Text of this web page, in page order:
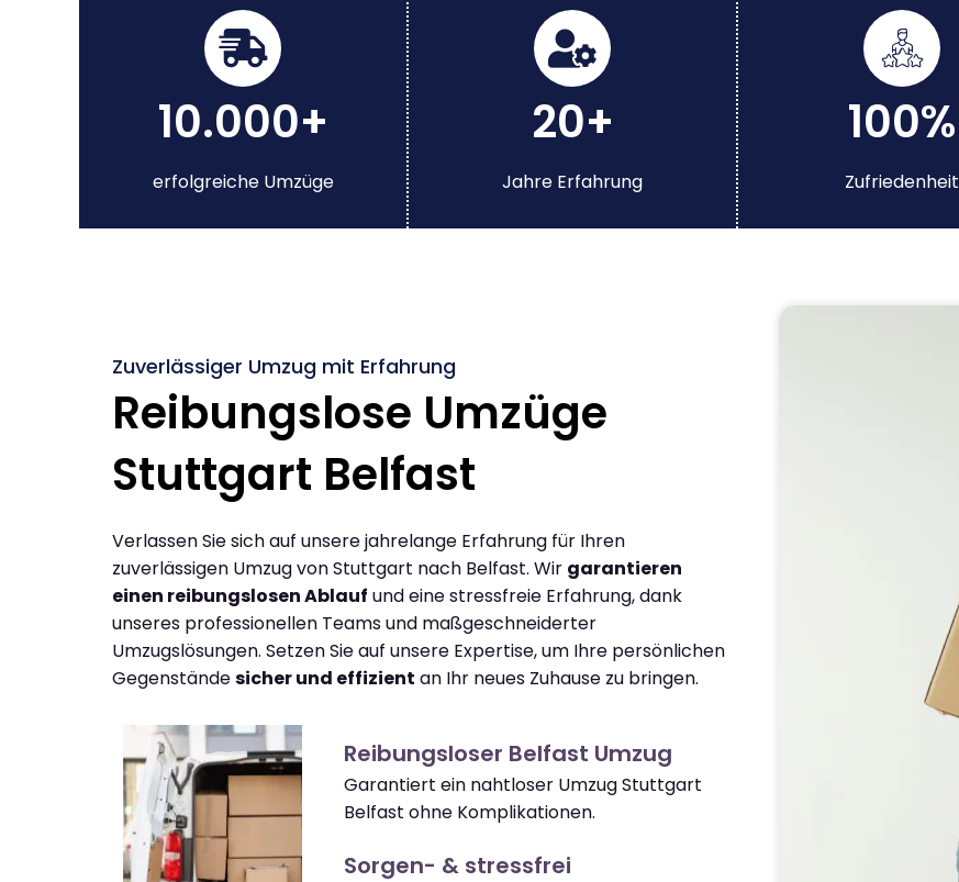
10.000+
erfolgreiche Umzüge
20+
Jahre Erfahrung
100%
Zufriedenheit
Zuverlässiger Umzug mit Erfahrung
Reibungslose Umzüge
Stuttgart Belfast
Verlassen Sie sich auf unsere jahrelange Erfahrung für Ihren
zuverlässigen Umzug von Stuttgart nach Belfast. Wir garantieren
einen reibungslosen Ablauf und eine stressfreie Erfahrung, dank
unseres professionellen Teams und maßgeschneiderter
Umzugslösungen. Setzen Sie auf unsere Expertise, um Ihre persönlichen
Gegenständesicher und effizient an Ihr neues Zuhause zu bringen.
Reibungsloser Belfast Umzug
Garantiert ein nahtloser Umzug Stuttgart
Belfast ohne Komplikationen.
Sorgen- & stressfrei